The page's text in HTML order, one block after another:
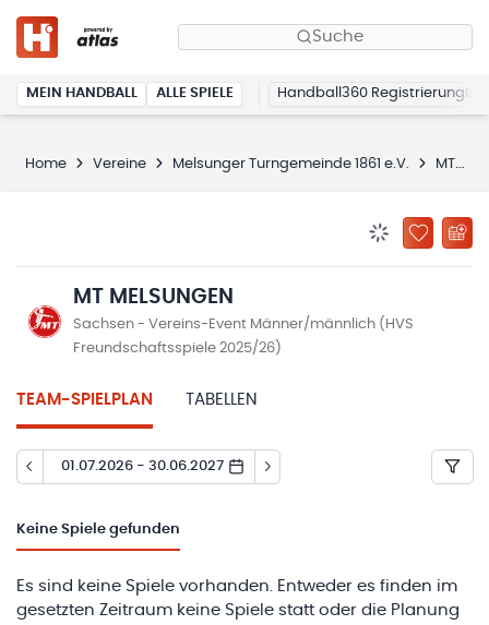
Suche
MEIN HANDBALL ALLE SPIELE Handball360 Registrierung
Home Vereine Melsunger Turngemeinde 1861 e.V. MT Melsungen
ZU
MT MELSUNGEN
Sachsen - Vereins-Event Männer/männlich (HVS
Freundschaftsspiele 2025/26)
TEAM-SPIELPLAN TABELLEN
01.07.2026 - 30.06.2027
Keine Spiele gefunden
Es sind keine Spiele vorhanden. Entweder es finden im
gesetzten Zeitraum keine Spiele statt oder die Planung